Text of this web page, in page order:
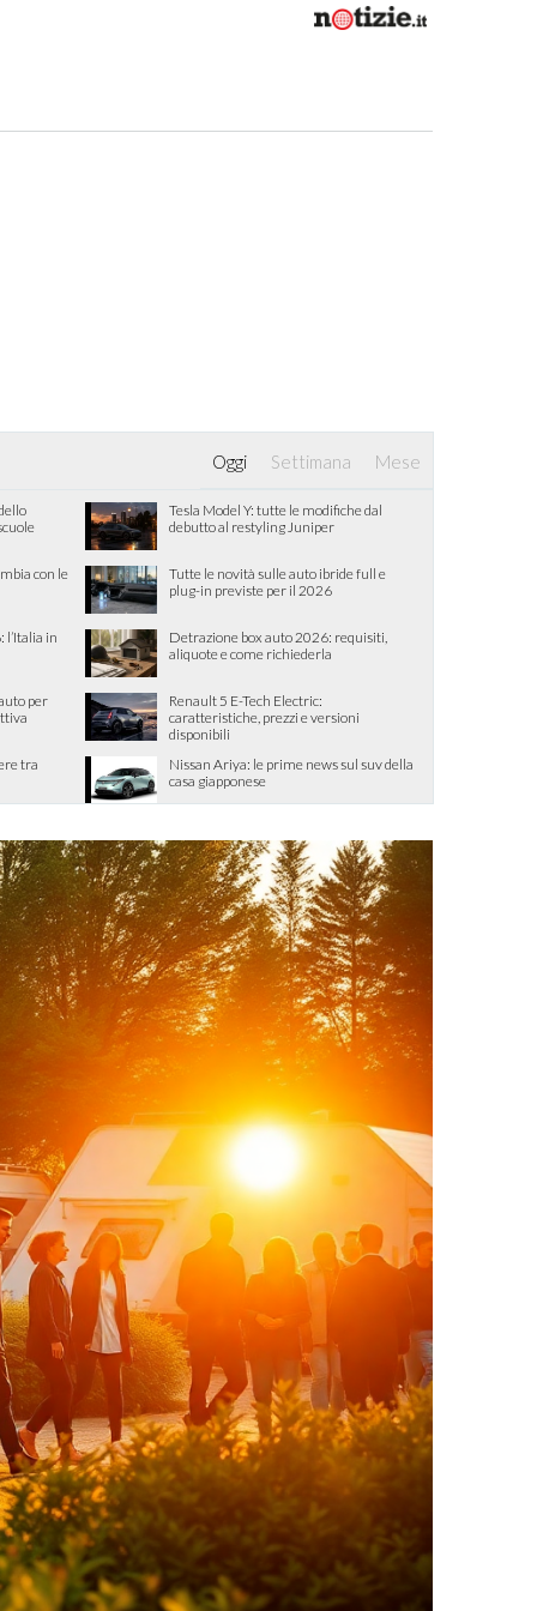
Oggi Settimana Mese
Tesla Model Y: tutte le modifiche dal
debutto al restyling Juniper
con le
Tutte le novità sulle auto ibride full e
plug-in previste per il 2026
l’Italia in
Detrazione box auto 2026: requisiti,
aliquote e come richiederla
per
Renault 5 E-Tech Electric:
caratteristiche, prezzi e versioni
disponibili
tra
Nissan Ariya: le prime news sul suv della
casa giapponese